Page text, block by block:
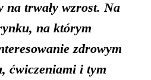
na trwały wzrost. Na
na którym
zdrowym
ćwiczeniami i tym